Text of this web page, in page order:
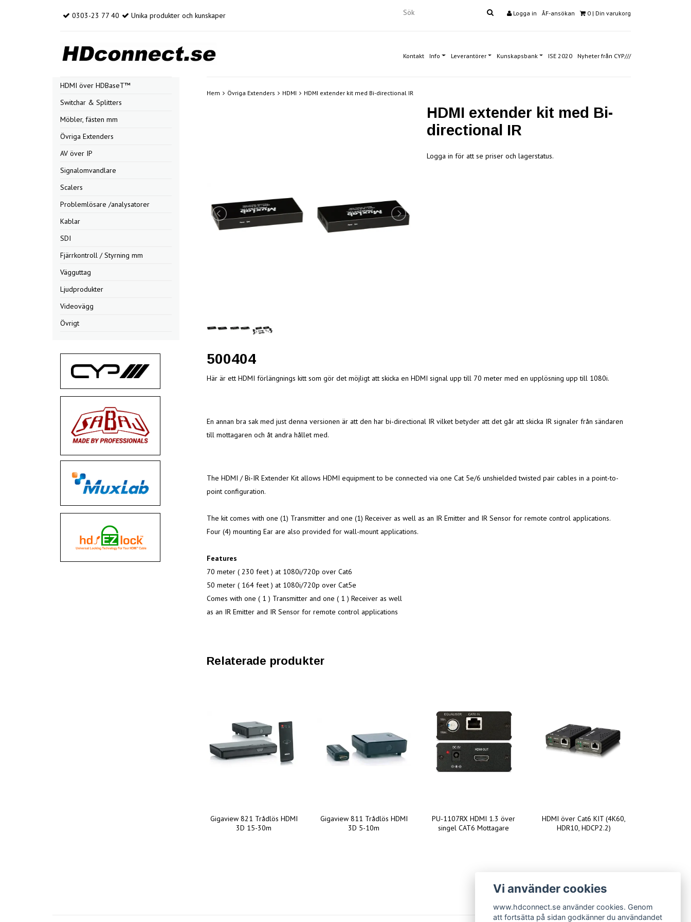
0303-23 77 40 Unika produkter och kunskaper Logga in ÅF-ansökan 0 | Din varukorg
Kontakt Info Leverantörer Kunskapsbank ISE 2020 Nyheter från CYP///
HDMI över HDBaseT™
Switchar & Splitters
Möbler, fästen mm
Övriga Extenders
AV över IP
Signalomvandlare
Scalers
Problemlösare /analysatorer
Kablar
SDI
Fjärrkontroll / Styrning mm
Vägguttag
Ljudprodukter
Videovägg
Övrigt
Hem Övriga Extenders HDMI HDMI extender kit med Bi-directional IR
HDMI extender kit med Bi-
directional IR
Logga in för att se priser och lagerstatus.
500404
Här är ett HDMI förlängnings kitt som gör det möjligt att skicka en HDMI signal upp till 70 meter med en upplösning upp till 1080i.
En annan bra sak med just denna versionen är att den har bi-directional IR vilket betyder att det går att skicka IR signaler från sändaren
till mottagaren och åt andra hållet med.
The HDMI / Bi-IR Extender Kit allows HDMI equipment to be connected via one Cat 5e/6 unshielded twisted pair cables in a point-to-
point configuration.
The kit comes with one (1) Transmitter and one (1) Receiver as well as an IR Emitter and IR Sensor for remote control applications.
Four (4) mounting Ear are also provided for wall-mount applications.
Features
70 meter ( 230 feet ) at 1080i/720p over Cat6
50 meter ( 164 feet ) at 1080i/720p over Cat5e
Comes with one ( 1 ) Transmitter and one ( 1 ) Receiver as well
as an IR Emitter and IR Sensor for remote control applications
Relaterade produkter
Gigaview 821 Trådlös HDMI
3D 15-30m
Gigaview 811 Trådlös HDMI
3D 5-10m
PU-1107RX HDMI 1.3 över
singel CAT6 Mottagare
HDMI över Cat6 KIT (4K60,
HDR10, HDCP2.2)
Vi använder cookies
www.hdconnect.se använder cookies. Genom
att fortsätta på sidan godkänner du användandet